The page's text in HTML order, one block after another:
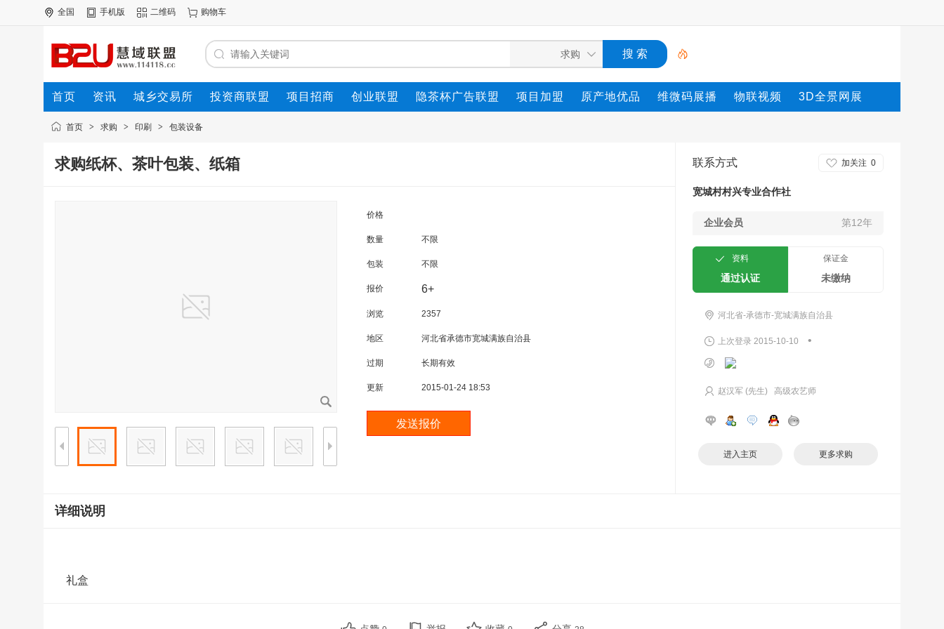
全国 手机版 二维码 购物车
首页 资讯 城乡交易所 投资商联盟 项目招商 创业联盟 隐茶杯广告联盟 项目加盟 原产地优品 维微码展播 物联视频 3D全景网展
资源联盟
首页 > 求购 > 印刷 > 包装设备
求购纸杯、茶叶包装、纸箱
价格
数量 不限
包装 不限
报价 6+
浏览 2357
地区 河北省承德市宽城满族自治县
过期 长期有效
更新 2015-01-24 18:53
联系方式 加关注 0
宽城村村兴专业合作社
企业会员 第12年
资料
通过认证
保证金
未缴纳
河北省-承德市-宽城满族自治县
上次登录 2015-10-10 •
赵汉军 (先生) 高级农艺师
进入主页 更多求购
详细说明
礼盒